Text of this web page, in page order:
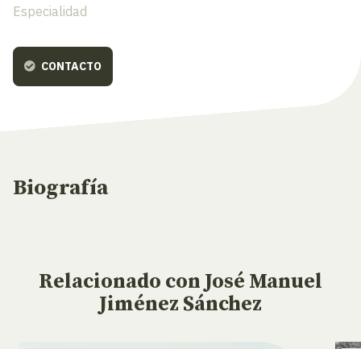
Especialidad
CONTACTO
Biografía
Relacionado con José Manuel
Jiménez Sánchez